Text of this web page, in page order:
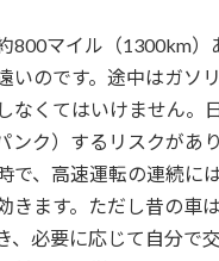
800マイル（1300km
いのです。途中はガソ
なくてはいけません。
ンク）するリスクがあ
で、高速運転の連続に
きます。ただし昔の車
、必要に応じて自分で